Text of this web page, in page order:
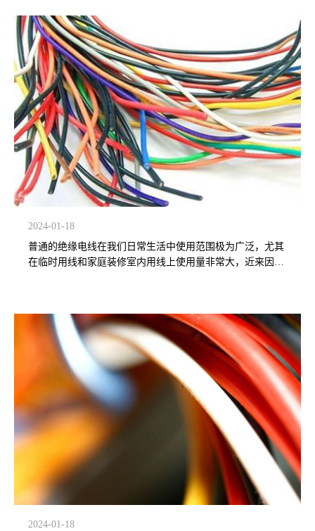
2024-01-18
普通的绝缘电线在我们日常生活中使用范围极为广泛，尤其
在临时用线和家庭装修室内用线上使用量非常大，近来因使
2024-01-18